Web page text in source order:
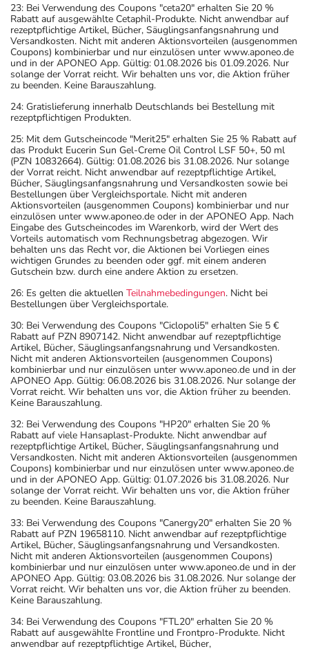
23: Bei Verwendung des Coupons "ceta20" erhalten Sie 20 %
Rabatt auf ausgewählte Cetaphil-Produkte. Nicht anwendbar auf
rezeptpflichtige Artikel, Bücher, Säuglingsanfangsnahrung und
Versandkosten. Nicht mit anderen Aktionsvorteilen (ausgenommen
Coupons) kombinierbar und nur einzulösen unter www.aponeo.de
und in der APONEO App. Gültig: 01.08.2026 bis 01.09.2026. Nur
solange der Vorrat reicht. Wir behalten uns vor, die Aktion früher
zu beenden. Keine Barauszahlung.
24: Gratislieferung innerhalb Deutschlands bei Bestellung mit
rezeptpflichtigen Produkten.
25: Mit dem Gutscheincode "Merit25" erhalten Sie 25 % Rabatt auf
das Produkt Eucerin Sun Gel-Creme Oil Control LSF 50+, 50 ml
(PZN 10832664). Gültig: 01.08.2026 bis 31.08.2026. Nur solange
der Vorrat reicht. Nicht anwendbar auf rezeptpflichtige Artikel,
Bücher, Säuglingsanfangsnahrung und Versandkosten sowie bei
Bestellungen über Vergleichsportale. Nicht mit anderen
Aktionsvorteilen (ausgenommen Coupons) kombinierbar und nur
einzulösen unter www.aponeo.de oder in der APONEO App. Nach
Eingabe des Gutscheincodes im Warenkorb, wird der Wert des
Vorteils automatisch vom Rechnungsbetrag abgezogen. Wir
behalten uns das Recht vor, die Aktionen bei Vorliegen eines
wichtigen Grundes zu beenden oder ggf. mit einem anderen
Gutschein bzw. durch eine andere Aktion zu ersetzen.
26: Es gelten die aktuellen Teilnahmebedingungen. Nicht bei
Bestellungen über Vergleichsportale.
30: Bei Verwendung des Coupons "Ciclopoli5" erhalten Sie 5 €
Rabatt auf PZN 8907142. Nicht anwendbar auf rezeptpflichtige
Artikel, Bücher, Säuglingsanfangsnahrung und Versandkosten.
Nicht mit anderen Aktionsvorteilen (ausgenommen Coupons)
kombinierbar und nur einzulösen unter www.aponeo.de und in der
APONEO App. Gültig: 06.08.2026 bis 31.08.2026. Nur solange der
Vorrat reicht. Wir behalten uns vor, die Aktion früher zu beenden.
Keine Barauszahlung.
32: Bei Verwendung des Coupons "HP20" erhalten Sie 20 %
Rabatt auf viele Hansaplast-Produkte. Nicht anwendbar auf
rezeptpflichtige Artikel, Bücher, Säuglingsanfangsnahrung und
Versandkosten. Nicht mit anderen Aktionsvorteilen (ausgenommen
Coupons) kombinierbar und nur einzulösen unter www.aponeo.de
und in der APONEO App. Gültig: 01.07.2026 bis 31.08.2026. Nur
solange der Vorrat reicht. Wir behalten uns vor, die Aktion früher
zu beenden. Keine Barauszahlung.
33: Bei Verwendung des Coupons "Canergy20" erhalten Sie 20 %
Rabatt auf PZN 19658110. Nicht anwendbar auf rezeptpflichtige
Artikel, Bücher, Säuglingsanfangsnahrung und Versandkosten.
Nicht mit anderen Aktionsvorteilen (ausgenommen Coupons)
kombinierbar und nur einzulösen unter www.aponeo.de und in der
APONEO App. Gültig: 03.08.2026 bis 31.08.2026. Nur solange der
Vorrat reicht. Wir behalten uns vor, die Aktion früher zu beenden.
Keine Barauszahlung.
34: Bei Verwendung des Coupons "FTL20" erhalten Sie 20 %
Rabatt auf ausgewählte Frontline und Frontpro-Produkte. Nicht
anwendbar auf rezeptpflichtige Artikel, Bücher,